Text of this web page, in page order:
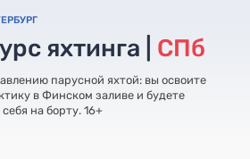
яхтинга | СПб
парусной яхтой: вы освоите
в Финском заливе и будете
на борту. 16+